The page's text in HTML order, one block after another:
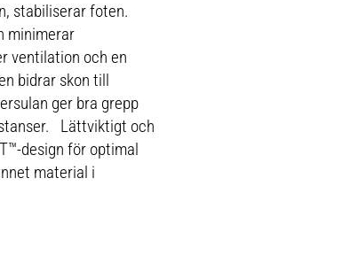
stabiliserar foten.
minimerar
ventilation och en
bidrar skon till
ger bra grepp
Lättviktigt och
design för optimal
material i